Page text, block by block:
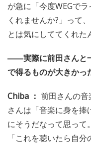
が急に「今度WEGで
くれませんか?」って
とは気にしててくれた
――実際に前田さんと
で得るものが大きかっ
Chiba ： 前田さんの
さんは「音楽に身を捧
にそうだなって思って
「これを聴いたら自